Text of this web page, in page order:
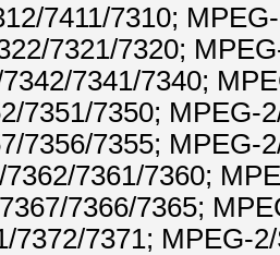
7411/7310;
7321/7320;
7341/7340;
7351/7350; MPEG-
7356/7355; MPEG-
7361/7360;
7366/7365;
7372/7371; MPEG-